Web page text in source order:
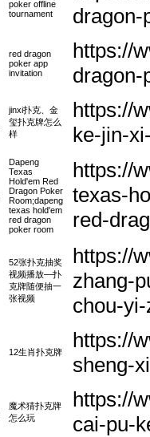
poker offline
tournament
dragon-
red dragon
poker app
invitation
https://
dragon-
jinxi扑克、金
玺扑克牌怎么
样
https://
ke-jin-
Dapeng
Texas
Hold'em Red
Dragon Poker
Room;dapeng
texas hold'em
red dragon
poker room
https://
texas-
red-
52张扑克抽奖
视频播放—扑
克牌随便抽一
张视频
https://
zhang-
chou-
12生肖扑克牌
https://
sheng-
魔术猜扑克牌
怎么玩
https://
cai-pu-